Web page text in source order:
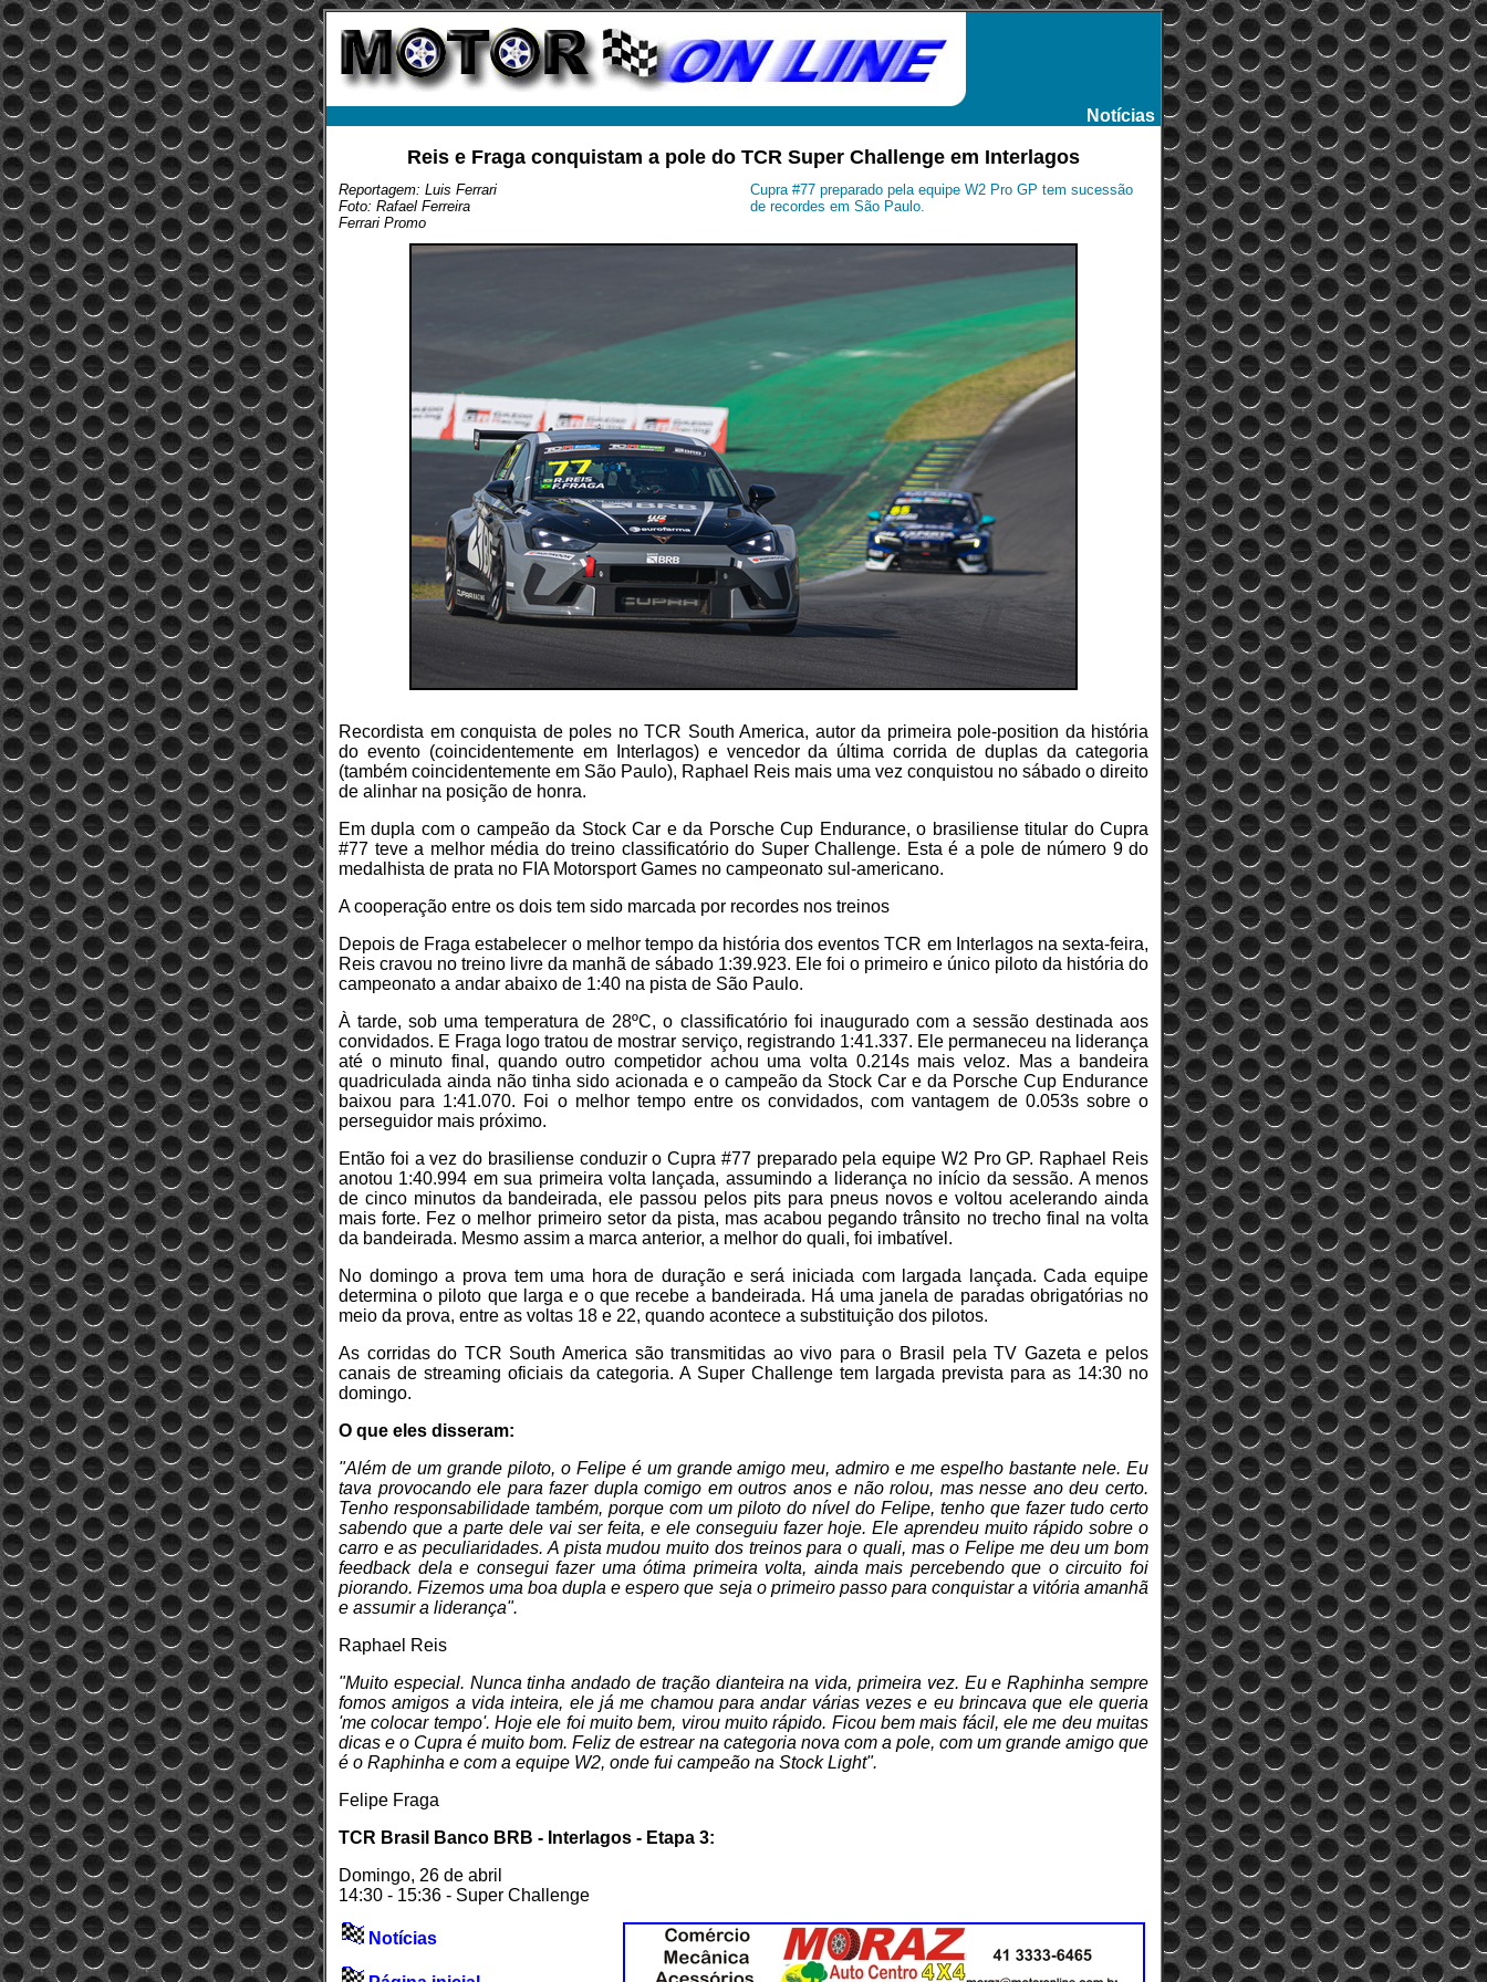
Notícias
Reis e Fraga conquistam a pole do TCR Super Challenge em Interlagos
Reportagem: Luis Ferrari
Foto: Rafael Ferreira
Ferrari Promo
Cupra #77 preparado pela equipe W2 Pro GP tem sucessão
de recordes em São Paulo.
Recordista em conquista de poles no TCR South America, autor da primeira pole-position da história
do evento (coincidentemente em Interlagos) e vencedor da última corrida de duplas da categoria
(também coincidentemente em São Paulo), Raphael Reis mais uma vez conquistou no sábado o direito
de alinhar na posição de honra.
Em dupla com o campeão da Stock Car e da Porsche Cup Endurance, o brasiliense titular do Cupra
#77 teve a melhor média do treino classificatório do Super Challenge. Esta é a pole de número 9 do
medalhista de prata no FIA Motorsport Games no campeonato sul-americano.
A cooperação entre os dois tem sido marcada por recordes nos treinos
Depois de Fraga estabelecer o melhor tempo da história dos eventos TCR em Interlagos na sexta-feira,
Reis cravou no treino livre da manhã de sábado 1:39.923. Ele foi o primeiro e único piloto da história do
campeonato a andar abaixo de 1:40 na pista de São Paulo.
À tarde, sob uma temperatura de 28ºC, o classificatório foi inaugurado com a sessão destinada aos
convidados. E Fraga logo tratou de mostrar serviço, registrando 1:41.337. Ele permaneceu na liderança
até o minuto final, quando outro competidor achou uma volta 0.214s mais veloz. Mas a bandeira
quadriculada ainda não tinha sido acionada e o campeão da Stock Car e da Porsche Cup Endurance
baixou para 1:41.070. Foi o melhor tempo entre os convidados, com vantagem de 0.053s sobre o
perseguidor mais próximo.
Então foi a vez do brasiliense conduzir o Cupra #77 preparado pela equipe W2 Pro GP. Raphael Reis
anotou 1:40.994 em sua primeira volta lançada, assumindo a liderança no início da sessão. A menos
de cinco minutos da bandeirada, ele passou pelos pits para pneus novos e voltou acelerando ainda
mais forte. Fez o melhor primeiro setor da pista, mas acabou pegando trânsito no trecho final na volta
da bandeirada. Mesmo assim a marca anterior, a melhor do quali, foi imbatível.
No domingo a prova tem uma hora de duração e será iniciada com largada lançada. Cada equipe
determina o piloto que larga e o que recebe a bandeirada. Há uma janela de paradas obrigatórias no
meio da prova, entre as voltas 18 e 22, quando acontece a substituição dos pilotos.
As corridas do TCR South America são transmitidas ao vivo para o Brasil pela TV Gazeta e pelos
canais de streaming oficiais da categoria. A Super Challenge tem largada prevista para as 14:30 no
domingo.
O que eles disseram:
"Além de um grande piloto, o Felipe é um grande amigo meu, admiro e me espelho bastante nele. Eu
tava provocando ele para fazer dupla comigo em outros anos e não rolou, mas nesse ano deu certo.
Tenho responsabilidade também, porque com um piloto do nível do Felipe, tenho que fazer tudo certo
sabendo que a parte dele vai ser feita, e ele conseguiu fazer hoje. Ele aprendeu muito rápido sobre o
carro e as peculiaridades. A pista mudou muito dos treinos para o quali, mas o Felipe me deu um bom
feedback dela e consegui fazer uma ótima primeira volta, ainda mais percebendo que o circuito foi
piorando. Fizemos uma boa dupla e espero que seja o primeiro passo para conquistar a vitória amanhã
e assumir a liderança".
Raphael Reis
"Muito especial. Nunca tinha andado de tração dianteira na vida, primeira vez. Eu e Raphinha sempre
fomos amigos a vida inteira, ele já me chamou para andar várias vezes e eu brincava que ele queria
'me colocar tempo'. Hoje ele foi muito bem, virou muito rápido. Ficou bem mais fácil, ele me deu muitas
dicas e o Cupra é muito bom. Feliz de estrear na categoria nova com a pole, com um grande amigo que
é o Raphinha e com a equipe W2, onde fui campeão na Stock Light".
Felipe Fraga
TCR Brasil Banco BRB - Interlagos - Etapa 3:
Domingo, 26 de abril
14:30 - 15:36 - Super Challenge
Notícias